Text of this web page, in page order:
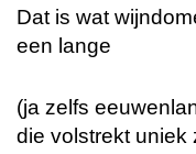
Dat is wat
een lange
(ja zelfs
die volstrekt uniek